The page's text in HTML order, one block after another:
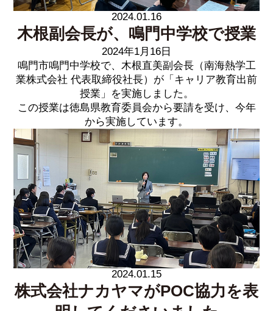
2024.01.16
木根副会長が、鳴門中学校で授業
2024年1月16日
鳴門市鳴門中学校で、木根直美副会長（南海熱学工
業株式会社 代表取締役社長）が「キャリア教育出前
授業」を実施しました。
この授業は徳島県教育委員会から要請を受け、今年
から実施しています。
2024.01.15
株式会社ナカヤマがPOC協力を表